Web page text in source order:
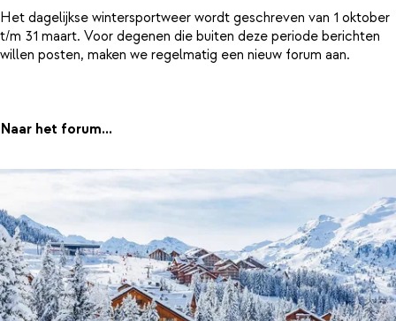
Het dagelijkse wintersportweer wordt geschreven van 1 oktober
t/m 31 maart. Voor degenen die buiten deze periode berichten
willen posten, maken we regelmatig een nieuw forum aan.
Naar het forum...